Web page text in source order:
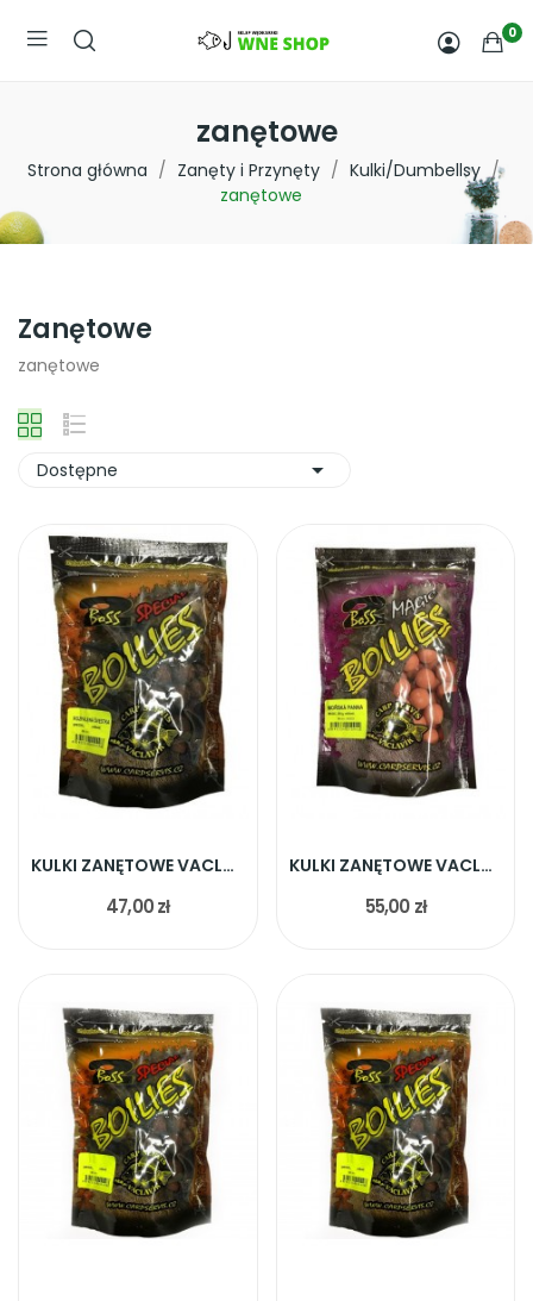
0
zanętowe
Strona główna Zanęty i Przynęty
Kulki/Dumbellsy
zanętowe
Zanętowe
zanętowe
Dostępne 
KULKI ZANĘTOWE VACLAVIK BOSS2 GORĄCA ŚLIWKA 20MM
47,00 zł
KULKI ZANĘTOWE VACLAVIK BOSS2 MORSKA PANNA 20MM
55,00 zł